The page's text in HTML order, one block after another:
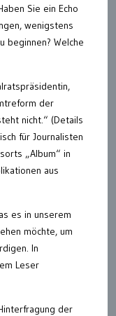
Sie ein Echo
wenigstens
beginnen? Welche
der
nicht.“ (Details
für Journalisten
„Album“ in
aus
es in unserem
möchte, um
In
Leser
der